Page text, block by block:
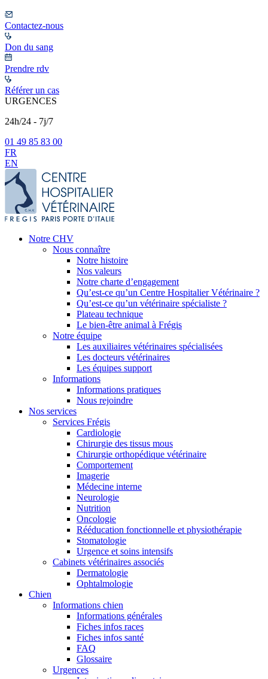
Contactez-nous
Don du sang
Prendre rdv
Référer un cas
URGENCES
24h/24 - 7j/7
01 49 85 83 00
FR
EN
Notre CHV
Nous connaître
Notre histoire
Nos valeurs
Notre charte d’engagement
Qu’est-ce qu’un Centre Hospitalier Vétérinaire ?
Qu’est-ce qu’un vétérinaire spécialiste ?
Plateau technique
Le bien-être animal à Frégis
Notre équipe
Les auxiliaires vétérinaires spécialisées
Les docteurs vétérinaires
Les équipes support
Informations
Informations pratiques
Nous rejoindre
Nos services
Services Frégis
Cardiologie
Chirurgie des tissus mous
Chirurgie orthopédique vétérinaire
Comportement
Imagerie
Médecine interne
Neurologie
Nutrition
Oncologie
Rééducation fonctionnelle et physiothérapie
Stomatologie
Urgence et soins intensifs
Cabinets vétérinaires associés
Dermatologie
Ophtalmologie
Chien
Informations chien
Informations générales
Fiches infos races
Fiches infos santé
FAQ
Glossaire
Urgences